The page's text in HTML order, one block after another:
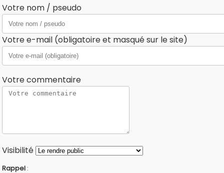
Votre nom / pseudo
Votre e-mail (obligatoire et masqué sur le site)
Votre commentaire
Visibilité
Rappel :